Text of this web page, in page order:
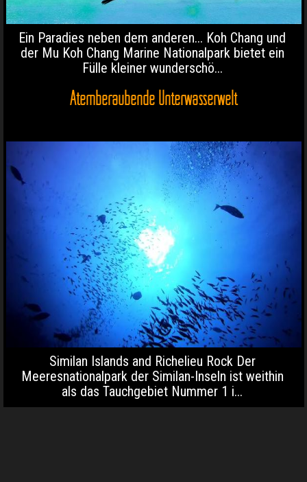
Ein Paradies neben dem anderen... Koh Chang und
der Mu Koh Chang Marine Nationalpark bietet ein
Fülle kleiner wunderschö...
Atemberaubende Unterwasserwelt
Similan Islands and Richelieu Rock Der
Meeresnationalpark der Similan-Inseln ist weithin
als das Tauchgebiet Nummer 1 i...